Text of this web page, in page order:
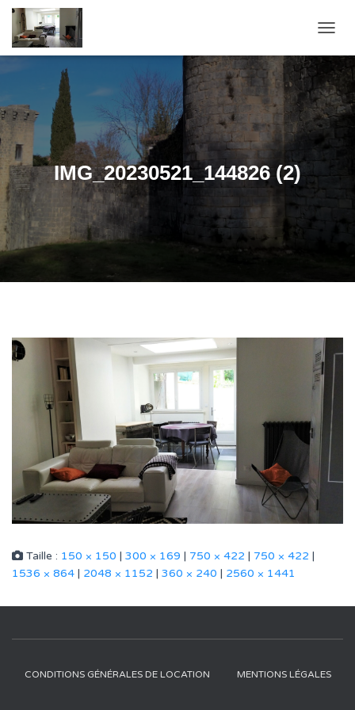
IMG_20230521_144826 (2)
Taille : 150 × 150 | 300 × 169 | 750 × 422 | 750 × 422 |
1536 × 864 | 2048 × 1152 | 360 × 240 | 2560 × 1441
CONDITIONS GÉNÉRALES DE LOCATION MENTIONS LÉGALES